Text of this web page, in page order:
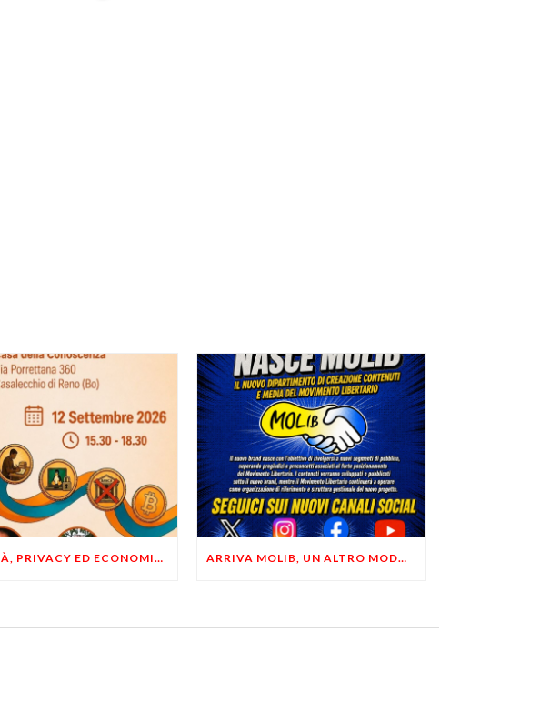
LIBERTÀ, PRIVACY ED ECONOMIA DEL BUON SENSO: FACCO E MUSUMECI A CASALECCHIO DI RENO (BO) ARRIVA MOLIB, UN ALTRO MODO DI COMUNICARE LIBERTARIO